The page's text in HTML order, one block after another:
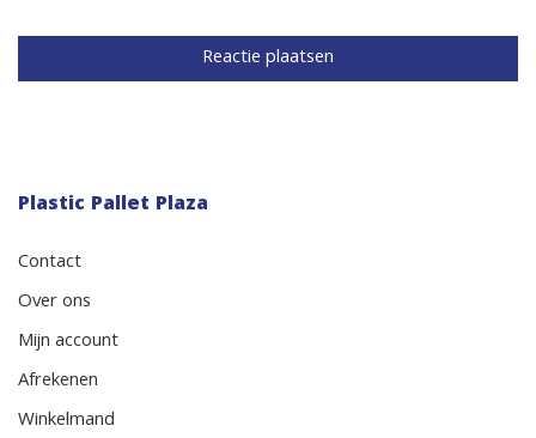
Plastic Pallet Plaza
Contact
Over ons
Mijn account
Afrekenen
Winkelmand